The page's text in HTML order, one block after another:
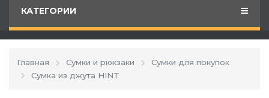
КАТЕГОРИИ
Главная Сумки и рюкзаки
Сумки для покупок
Cумка из джута HINT